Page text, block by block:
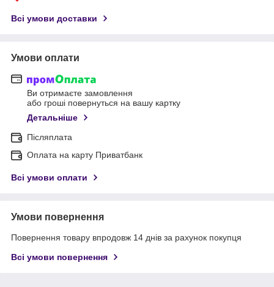
Всі умови доставки
Умови оплати
Ви отримаєте замовлення
або гроші повернуться на вашу картку
Детальніше
Післяплата
Оплата на карту Приватбанк
Всі умови оплати
Умови повернення
Повернення товару впродовж 14 днів за рахунок покупця
Всі умови повернення